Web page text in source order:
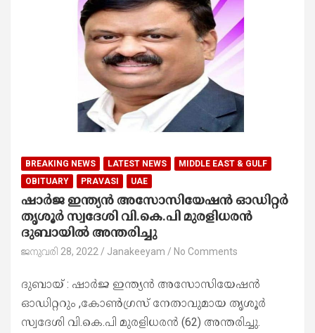
BREAKING NEWS LATEST NEWS
MIDDLE EAST & GULF
OBITUARY
PRAVASI UAE
ഷാർജ ഇന്ത്യൻ അസോസിയേഷൻ ഓഡിറ്റർ
തൃശൂർ സ്വദേശി വി.കെ.പി മുരളിധരൻ
ദുബായിൽ അന്തരിച്ചു
ജനുവരി 28, 2022 Janakeeyam No Comments
ദുബായ് : ഷാർജ ഇന്ത്യൻ അസോസിയേഷൻ
ഓഡിറ്ററും ,കോൺഗ്രസ് നേതാവുമായ തൃശൂർ
സ്വദേശി വി.കെ.പി മുരളിധരൻ (62) അന്തരിച്ചു.